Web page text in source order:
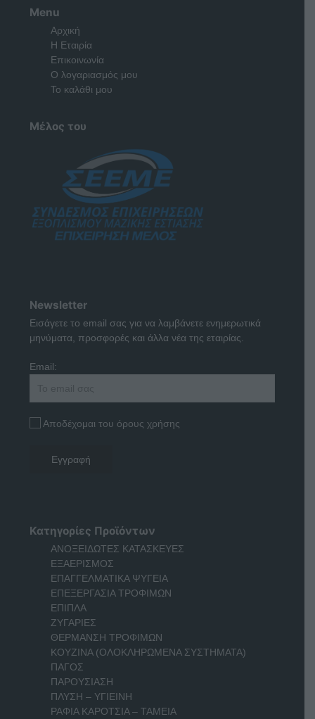
Menu
Αρχική
Η Εταιρία
Επικοινωνία
Ο λογαριασμός μου
Το καλάθι μου
Μέλος του
Newsletter
Εισάγετε το email σας για να λαμβάνετε ενημερωτικά
μηνύματα, προσφορές και άλλα νέα της εταιρίας.
Email:
Αποδέχομαι του όρους χρήσης
Κατηγορίες Προϊόντων
ΑΝΟΞΕΙΔΩΤΕΣ ΚΑΤΑΣΚΕΥΕΣ
ΕΞΑΕΡΙΣΜΟΣ
ΕΠΑΓΓΕΛΜΑΤΙΚΑ ΨΥΓΕΙΑ
ΕΠΕΞΕΡΓΑΣΙΑ ΤΡΟΦΙΜΩΝ
ΕΠΙΠΛΑ
ΖΥΓΑΡΙΕΣ
ΘΕΡΜΑΝΣΗ ΤΡΟΦΙΜΩΝ
ΚΟΥΖΙΝΑ (ΟΛΟΚΛΗΡΩΜΕΝΑ ΣΥΣΤΗΜΑΤΑ)
ΠΑΓΟΣ
ΠΑΡΟΥΣΙΑΣΗ
ΠΛΥΣΗ – ΥΓΙΕΙΝΗ
ΡΑΦΙΑ ΚΑΡΟΤΣΙΑ – ΤΑΜΕΙΑ